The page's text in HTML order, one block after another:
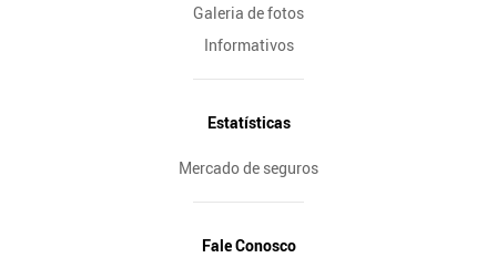
Galeria de fotos
Informativos
Estatísticas
Mercado de seguros
Fale Conosco